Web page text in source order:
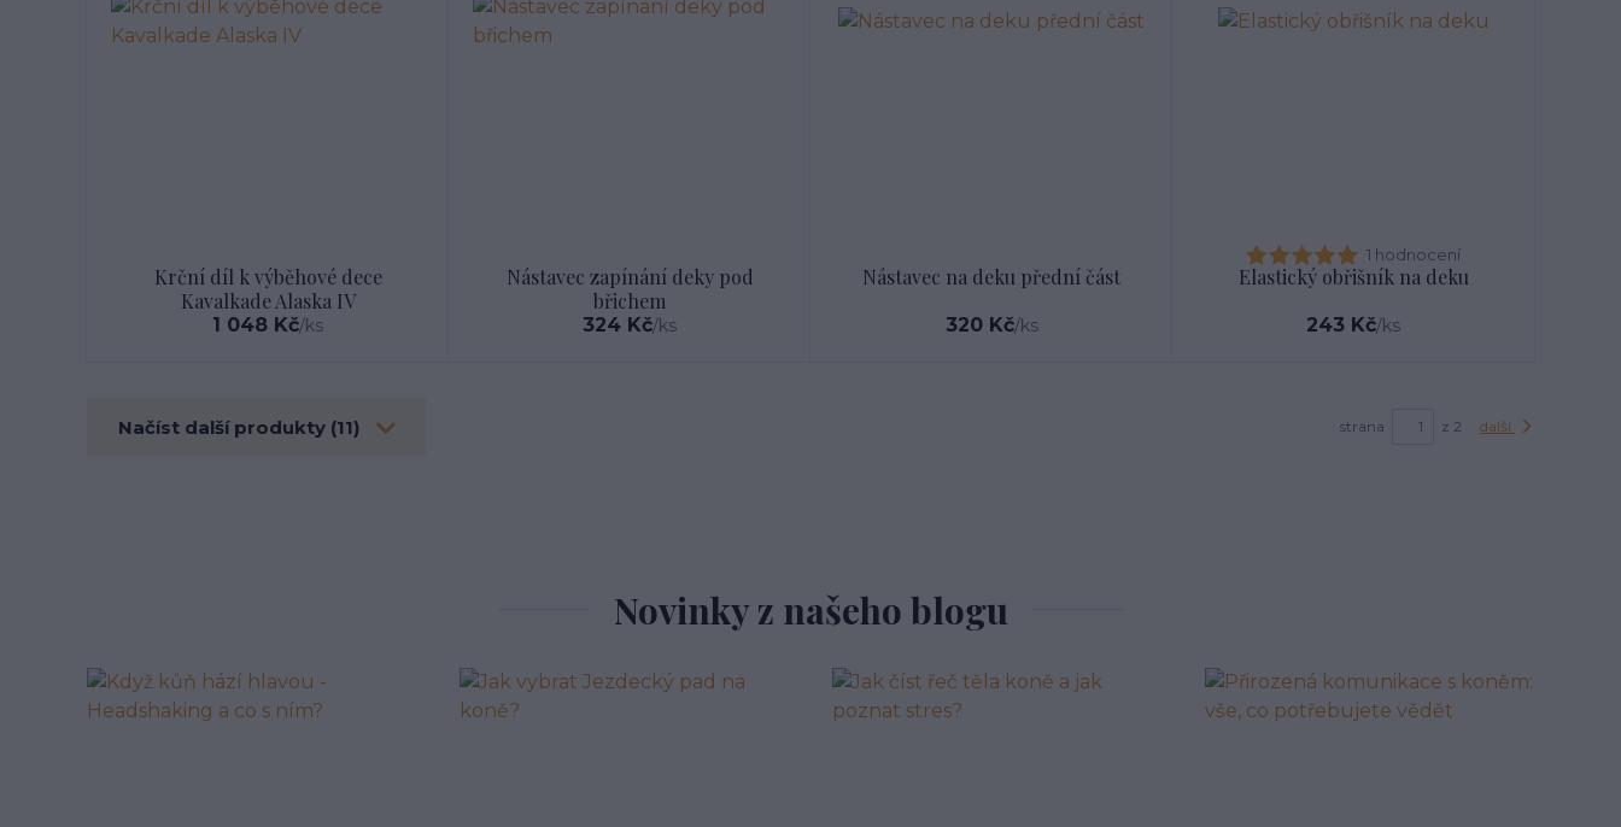
Krční díl k výběhové dece
Kavalkade Alaska IV
1 048 Kč/ks
Nástavec zapínání deky pod
břichem
324 Kč/ks
Nástavec na deku přední část
320 Kč/ks
1 hodnocení
Elastický obřišník na deku
243 Kč/ks
Načíst další produkty (11) strana z 2 další
Novinky z našeho blogu